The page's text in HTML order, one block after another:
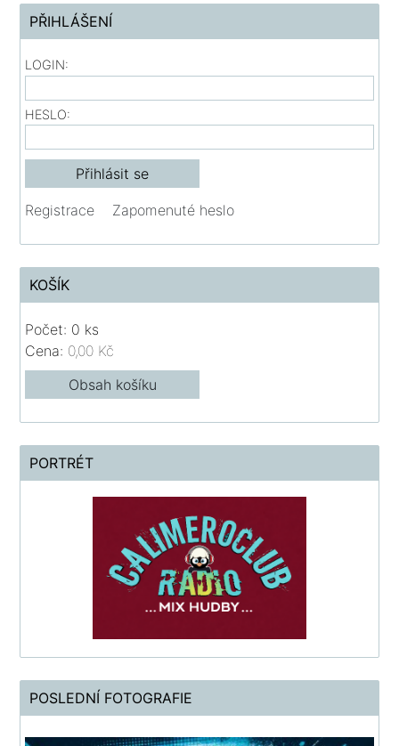
PŘIHLÁŠENÍ
LOGIN:
HESLO:
Registrace Zapomenuté heslo
KOŠÍK
Počet: 0 ks
Cena: 0,00 Kč
Obsah košíku
PORTRÉT
POSLEDNÍ FOTOGRAFIE